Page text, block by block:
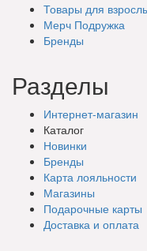
Товары для
Мерч Подружка
Бренды
Разделы
Интернет-магазин
Каталог
Новинки
Бренды
Карта лояльности
Магазины
Подарочные карты
Доставка и оплата